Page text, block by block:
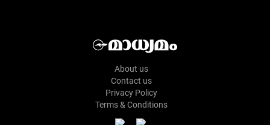
About us
Contact us
Privacy Policy
Terms & Conditions